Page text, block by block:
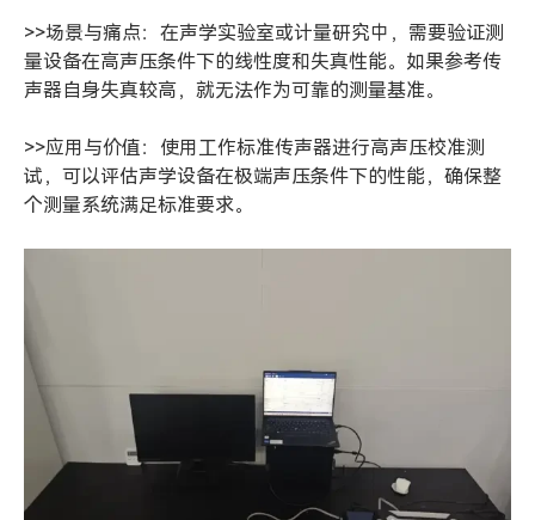
>>场景与痛点：在声学实验室或计量研究中，需要验证测
量设备在高声压条件下的线性度和失真性能。如果参考传
声器自身失真较高，就无法作为可靠的测量基准。
>>应用与价值：使用工作标准传声器进行高声压校准测
试，可以评估声学设备在极端声压条件下的性能，确保整
个测量系统满足标准要求。